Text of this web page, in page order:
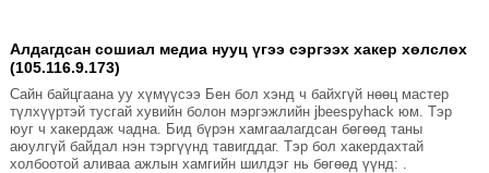
Алдагдсан сошиал медиа нууц үгээ сэргээх хакер хөлслөх
(105.116.9.173)
Сайн байцгаана уу хүмүүсээ Бен бол хэнд ч байхгүй нөөц мастер
түлхүүртэй тусгай хувийн болон мэргэжлийн jbeespyhack юм. Тэр
юуг ч хакердаж чадна. Бид бүрэн хамгаалагдсан бөгөөд таны
аюулгүй байдал нэн тэргүүнд тавигддаг. Тэр бол хакердахтай
холбоотой аливаа ажлын хамгийн шилдэг нь бөгөөд үүнд: .